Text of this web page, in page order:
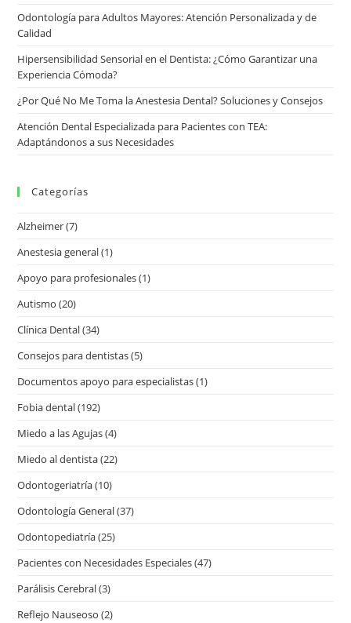
Odontología para Adultos Mayores: Atención Personalizada y de
Calidad
Hipersensibilidad Sensorial en el Dentista: ¿Cómo Garantizar una
Experiencia Cómoda?
¿Por Qué No Me Toma la Anestesia Dental? Soluciones y Consejos
Atención Dental Especializada para Pacientes con TEA:
Adaptándonos a sus Necesidades
Categorías
Alzheimer(7)
Anestesia general(1)
Apoyo para profesionales(1)
Autismo (20)
Clínica Dental(34)
Consejos para dentistas(5)
Documentos apoyo para especialistas(1)
Fobia dental(192)
Miedo a las Agujas(4)
Miedo al dentista(22)
Odontogeriatría(10)
Odontología General(37)
Odontopediatría(25)
Pacientes con Necesidades Especiales(47)
Parálisis Cerebral(3)
Reflejo Nauseoso (2)